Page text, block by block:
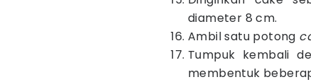
diameter 8 cm.
Ambil satu potong
Tumpuk kembali
membentuk